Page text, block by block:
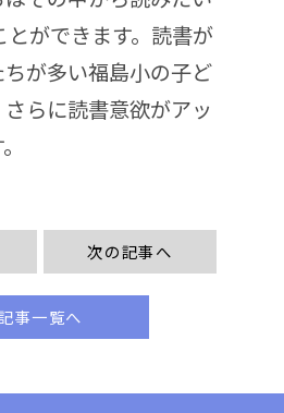
ができます。読書が
が多い福島小の子ど
らに読書意欲がアッ
次の記事へ
事一覧へ